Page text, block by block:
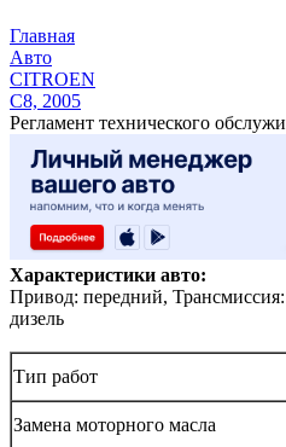
Главная
Авто
CITROEN
C8, 2005
Регламент технического
Характеристики авто:
Привод: передний,
дизель
Тип работ
Замена моторного масла